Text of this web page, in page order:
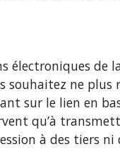
électroniques
souhaitez ne
sur le lien en
qu’à
à des tiers